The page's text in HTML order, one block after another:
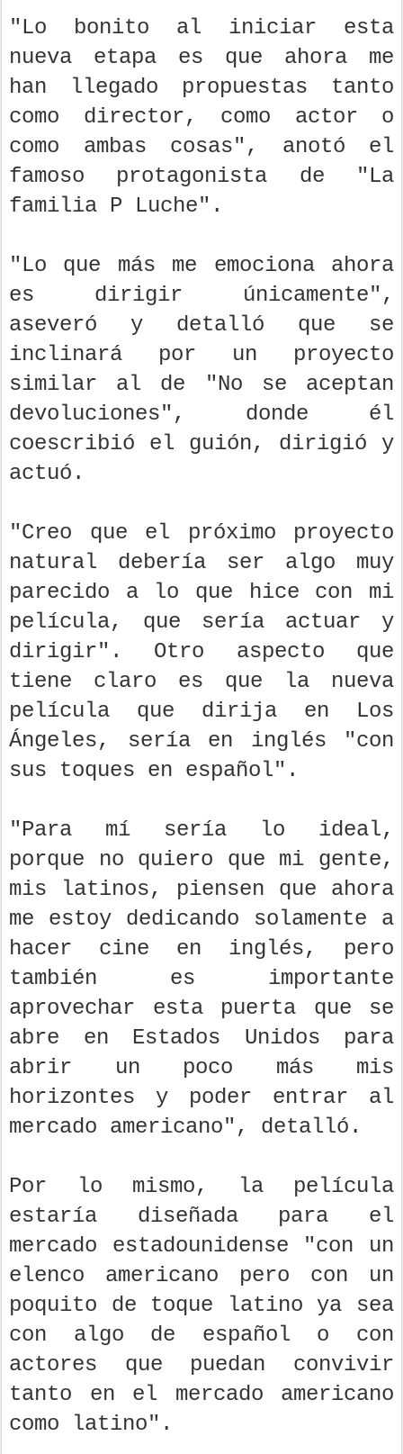
"Lo bonito al iniciar esta
nueva etapa es que ahora me
han llegado propuestas tanto
como director, como actor o
como ambas cosas", anotó el
famoso protagonista de "La
familia P Luche".
"Lo que más me emociona ahora
es dirigir únicamente",
aseveró y detalló que se
inclinará por un proyecto
similar al de "No se aceptan
devoluciones", donde él
coescribió el guión, dirigió y
actuó.
"Creo que el próximo proyecto
natural debería ser algo muy
parecido a lo que hice con mi
película, que sería actuar y
dirigir". Otro aspecto que
tiene claro es que la nueva
película que dirija en Los
Ángeles, sería en inglés "con
sus toques en español".
"Para mí sería lo ideal,
porque no quiero que mi gente,
mis latinos, piensen que ahora
me estoy dedicando solamente a
hacer cine en inglés, pero
también es importante
aprovechar esta puerta que se
abre en Estados Unidos para
abrir un poco más mis
horizontes y poder entrar al
mercado americano", detalló.
Por lo mismo, la película
estaría diseñada para el
mercado estadounidense "con un
elenco americano pero con un
poquito de toque latino ya sea
con algo de español o con
actores que puedan convivir
tanto en el mercado americano
como latino".